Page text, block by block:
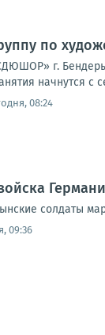
по
г. Бендеры
начнутся с
08:24
солдаты
09:36